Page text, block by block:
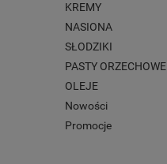
KREMY
NASIONA
SŁODZIKI
PASTY ORZECHOWE
OLEJE
Nowości
Promocje